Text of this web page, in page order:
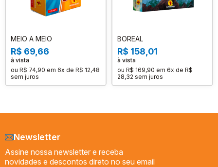
MEIO A MEIO
R$ 69,66
à vista
ou R$ 74,90 em 6x de R$ 12,48
sem juros
BOREAL
R$ 158,01
à vista
ou R$ 169,90 em 6x de R$
28,32 sem juros
Newsletter
Assine nossa newsletter e receba
novidades e descontos direto no seu email